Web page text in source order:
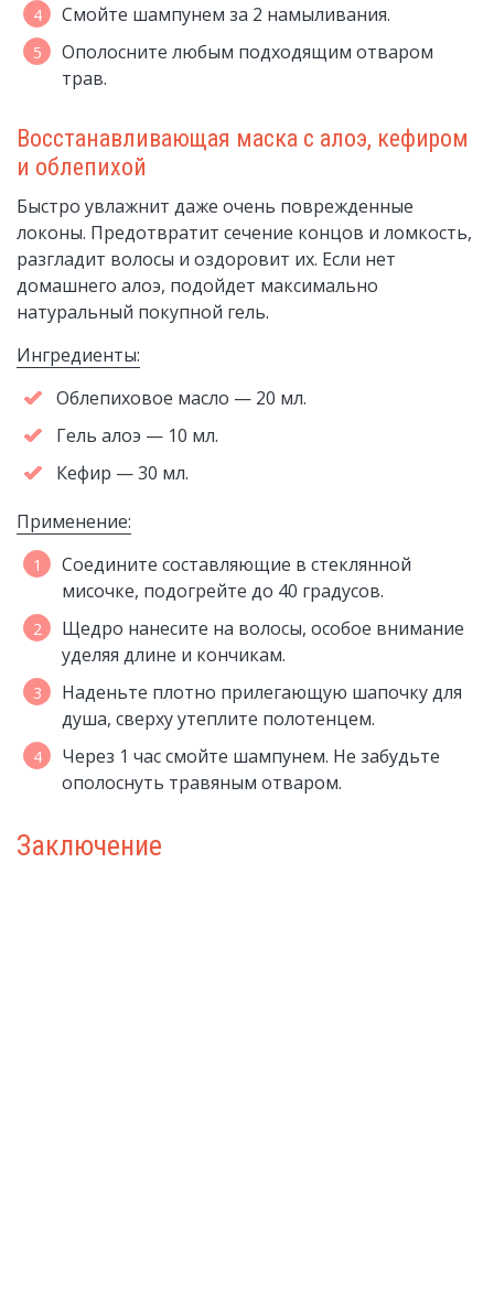
Смойте шампунем за 2 намыливания.
Ополосните любым подходящим отваром
трав.
Восстанавливающая маска с алоэ, кефиром
и облепихой
Быстро увлажнит даже очень поврежденные
локоны. Предотвратит сечение концов и ломкость,
разгладит волосы и оздоровит их. Если нет
домашнего алоэ, подойдет максимально
натуральный покупной гель.
Ингредиенты:
Облепиховое масло — 20 мл.
Гель алоэ — 10 мл.
Кефир — 30 мл.
Применение:
Соедините составляющие в стеклянной
мисочке, подогрейте до 40 градусов.
Щедро нанесите на волосы, особое внимание
уделяя длине и кончикам.
Наденьте плотно прилегающую шапочку для
душа, сверху утеплите полотенцем.
Через 1 час смойте шампунем. Не забудьте
ополоснуть травяным отваром.
Заключение